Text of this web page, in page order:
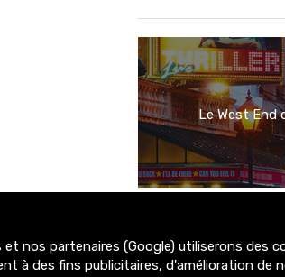
Le West End
nos partenaires (Google) utiliserons des
à des fins publicitaires, d'amélioration de